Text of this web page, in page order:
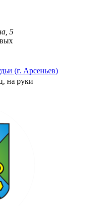
5
(г. Арсеньев)
на руки